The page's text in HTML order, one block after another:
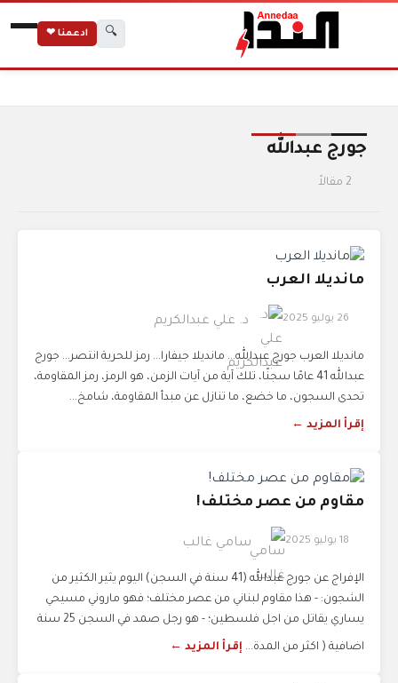
🔍 ادعمنا ❤
جورج عبدالله
2 مقالاً
مانديلا العرب
26 يوليو 2025 د. علي عبدالكريم
مانديلا العرب جورج عبدالله... مانديلا جيفارا... رمز للحرية انتصر... جورج
عبدالله 41 عامًا سجنًا، تلك آية من آيات الزمن، هو الرمز، رمز المقاومة،
تحدى السجون، ما خضع، ما تنازل عن مبدأ المقاومة، شامخ...
إقرأ المزيد ←
مقاوم من عصر مختلف!
18 يوليو 2025 سامي غالب
الإفراج عن جورج عبدالله (41 سنة في السجن) اليوم يثير الكثير من
الشجون: - هذا مقاوم لبناني من عصر مختلف؛ فهو ماروني مسيحي
يساري يقاتل من اجل فلسطين؛ - هو رجل صمد في السجن 25 سنة
اضافية ( اكثر من المدة... إقرأ المزيد ←